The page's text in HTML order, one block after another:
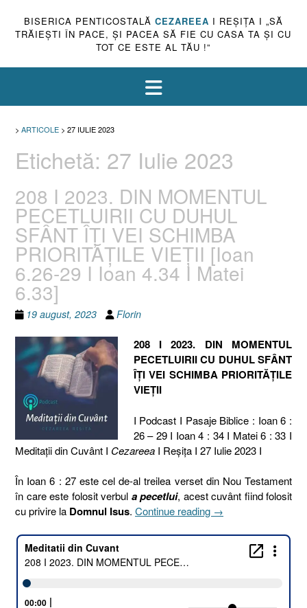
BISERICA PENTICOSTALĂ CEZAREEA I REŞIŢA I „SĂ
TRĂIEŞTI ÎN PACE, ŞI PACEA SĂ FIE CU CASA TA ŞI CU
TOT CE ESTE AL TĂU !”
> ARTICOLE > 27 IULIE 2023
Etichetă: 27 Iulie 2023
208 I 2023. DIN MOMENTUL
PECETLUIRII CU DUHUL
SFÂNT ÎȚI VEI SCHIMBA
PRIORITĂȚILE VIEȚII [Ioan
6.26-29 I Ioan 4.34 I Matei
6.33]
19 august, 2023 Florin
208 I 2023. DIN MOMENTUL
PECETLUIRII CU DUHUL SFÂNT
ÎȚI VEI SCHIMBA PRIORITĂȚILE
VIEȚII
I Podcast I Pasaje Biblice : Ioan 6 :
26 – 29 I Ioan 4 : 34 I Matei 6 : 33 I
Meditaţii din Cuvânt I Cezareea I Reşiţa I 27 Iulie 2023 I
În Ioan 6 : 27 este cel de-al treilea verset din Nou Testament
în care este folosit verbul a pecetlui, acest cuvânt fiind folosit
cu privire la Domnul Isus. Continue reading „208
2023.
→